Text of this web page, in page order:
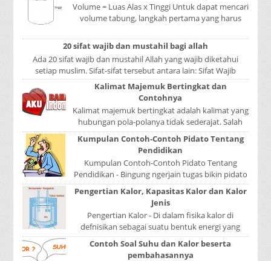
Volume = Luas Alas x Tinggi Untuk dapat mencari
volume tabung, langkah pertama yang harus
tabun...
20 sifat wajib dan mustahil bagi allah
Ada 20 sifat wajib dan mustahil Allah yang wajib diketahui
setiap muslim. Sifat-sifat tersebut antara lain: Sifat Wajib
Tulisan A...
Kalimat Majemuk Bertingkat dan
Contohnya
Kalimat majemuk bertingkat adalah kalimat yang
hubungan pola-polanya tidak sederajat. Salah
satu pola menduduki sebagai induk kalimat, se...
Kumpulan Contoh-Contoh Pidato Tentang
Pendidikan
Kumpulan Contoh-Contoh Pidato Tentang
Pendidikan - Bingung ngerjain tugas bikin pidato
sekolah? Atau sedang nyari kumpulan contoh-
contoh ...
Pengertian Kalor, Kapasitas Kalor dan Kalor
Jenis
Pengertian Kalor - Di dalam fisika kalor di
defnisikan sebagai suatu bentuk energi yang
dapat berpindah atau mengalir dari benda yang
...
Contoh Soal Suhu dan Kalor beserta
pembahasannya